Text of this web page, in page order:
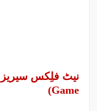
Game)